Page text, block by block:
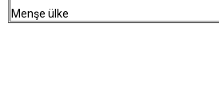
Menşe ülke